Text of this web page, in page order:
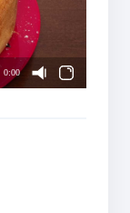
0:00